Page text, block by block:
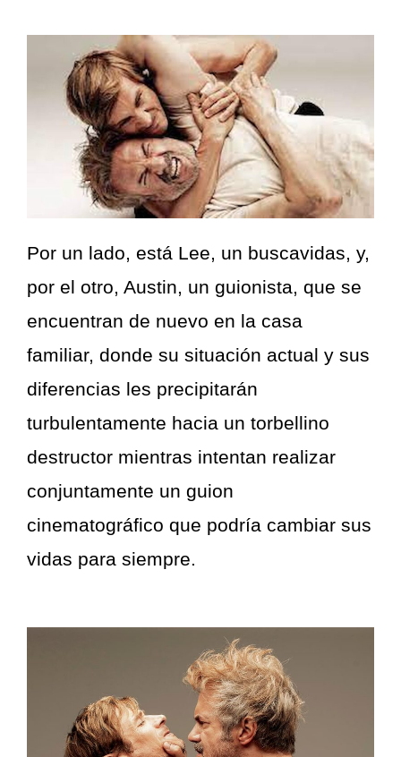
Por un lado, está Lee, un buscavidas, y,
por el otro, Austin, un guionista, que se
encuentran de nuevo en la casa
familiar, donde su situación actual y sus
diferencias les precipitarán
turbulentamente hacia un torbellino
destructor mientras intentan realizar
conjuntamente un guion
cinematográfico que podría cambiar sus
vidas para siempre.